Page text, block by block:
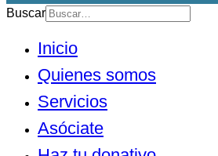
Buscar
Inicio
Quienes somos
Servicios
Asóciate